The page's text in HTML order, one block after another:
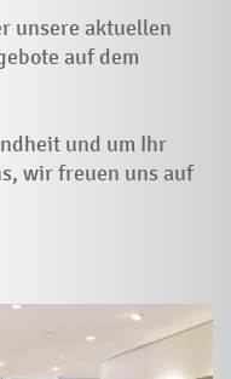
unsere aktuellen
auf dem
und um Ihr
wir freuen uns auf